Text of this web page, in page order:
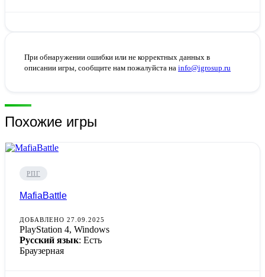
При обнаружении ошибки или не корректных данных в
описании игры, сообщите нам пожалуйста на info@igrosup.ru
Похожие игры
РПГ
MafiaBattle
ДОБАВЛЕНО 27.09.2025
PlayStation 4, Windows
Русский язык: Есть
Браузерная